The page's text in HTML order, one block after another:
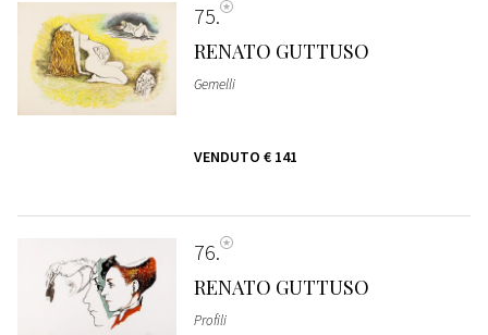
75
RENATO GUTTUSO
Gemelli
VENDUTO € 141
76
RENATO GUTTUSO
Profili